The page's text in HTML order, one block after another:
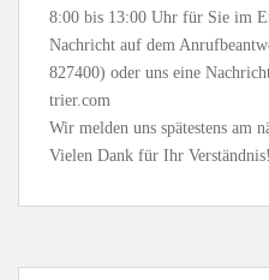
8:00 bis 13:00 Uhr für Sie im
Nachricht auf dem
827400) oder uns eine
trier.com
Wir melden uns spätestens am
Vielen Dank für Ihr